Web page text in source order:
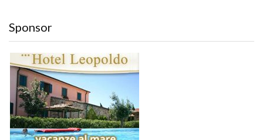
Sponsor